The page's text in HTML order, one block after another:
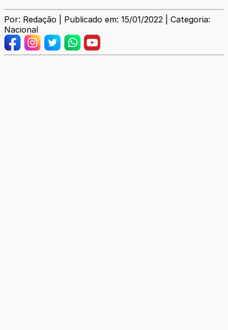
Por: Redação | Publicado em: 15/01/2022 | Categoria:
Nacional